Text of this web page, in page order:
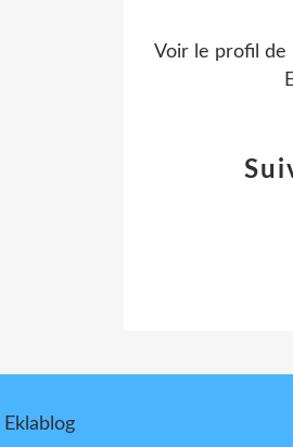
Voir le profil de
Eklablog